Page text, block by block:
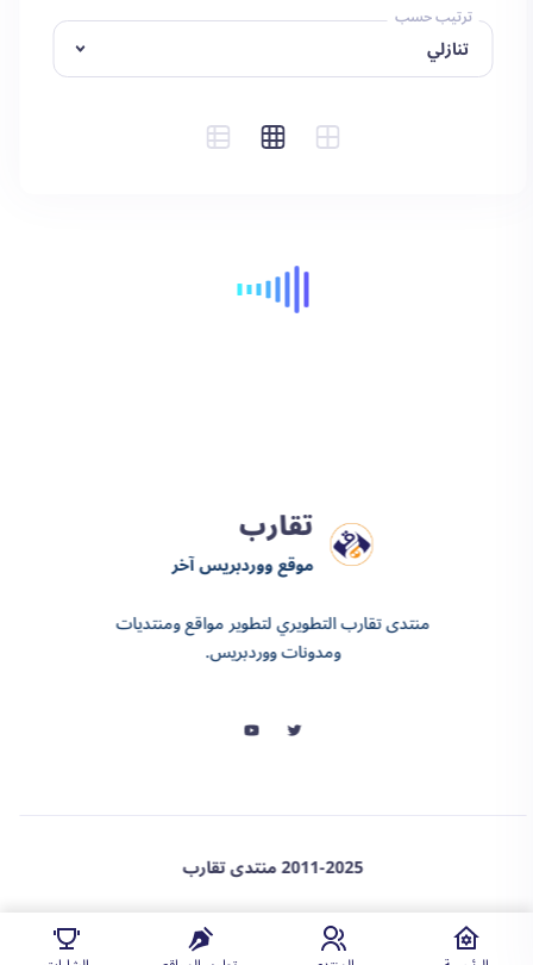
ترتيب حسب
تقارب
موقع ووردبريس آخر
منتدى تقارب التطويري لتطوير مواقع ومنتديات
ومدونات ووردبريس.
2011-2025 منتدى تقارب